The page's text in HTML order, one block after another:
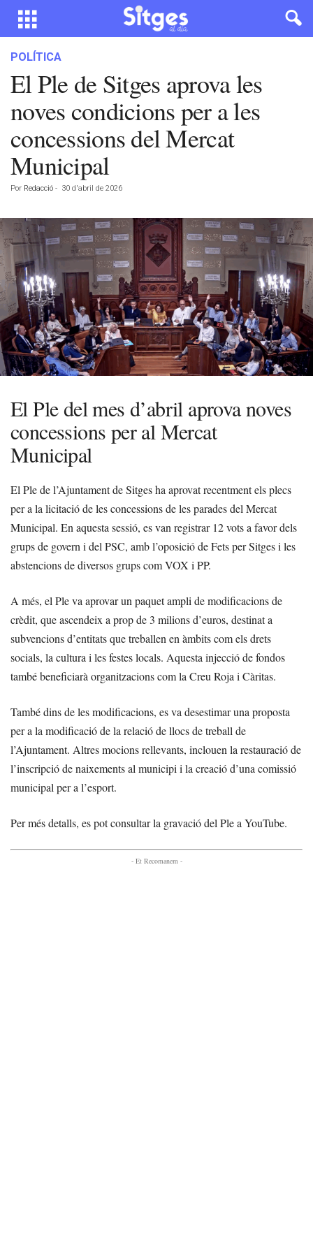
POLÍTICA
El Ple de Sitges aprova les
noves condicions per a les
concessions del Mercat
Municipal
Por Redacció - 30 d'abril de 2026
El Ple del mes d’abril aprova noves
concessions per al Mercat
Municipal
El Ple de l’Ajuntament de Sitges ha aprovat recentment els plecs
per a la licitació de les concessions de les parades del Mercat
Municipal. En aquesta sessió, es van registrar 12 vots a favor dels
grups de govern i del PSC, amb l’oposició de Fets per Sitges i les
abstencions de diversos grups com VOX i PP.
A més, el Ple va aprovar un paquet ampli de modificacions de
crèdit, que ascendeix a prop de 3 milions d’euros, destinat a
subvencions d’entitats que treballen en àmbits com els drets
socials, la cultura i les festes locals. Aquesta injecció de fondos
també beneficiarà organitzacions com la Creu Roja i Càritas.
També dins de les modificacions, es va desestimar una proposta
per a la modificació de la relació de llocs de treball de
l’Ajuntament. Altres mocions rellevants, inclouen la restauració de
l’inscripció de naixements al municipi i la creació d’una comissió
municipal per a l’esport.
Per més detalls, es pot consultar la gravació del Ple a YouTube.
- Et Recomanem -